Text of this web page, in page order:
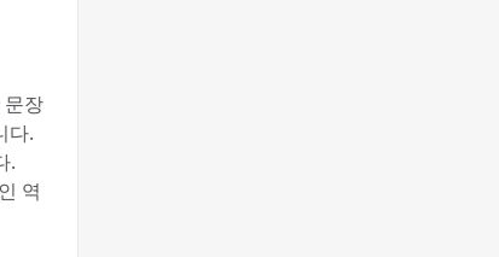
문장
다.
.
역